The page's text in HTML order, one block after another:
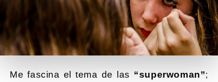
Me fascina el tema de las “superwoman”;